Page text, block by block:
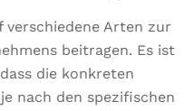
verschiedene Arten zur
beitragen. Es ist
die konkreten
nach den spezifischen